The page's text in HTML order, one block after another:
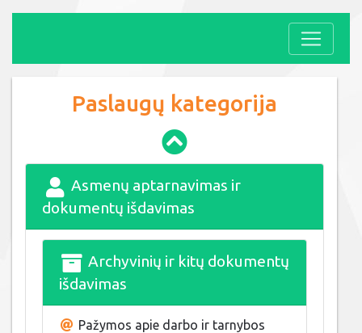
Paslaugų kategorija
Asmenų aptarnavimas ir
dokumentų išdavimas
Archyvinių ir kitų dokumentų
išdavimas
Pažymos apie darbo ir tarnybos